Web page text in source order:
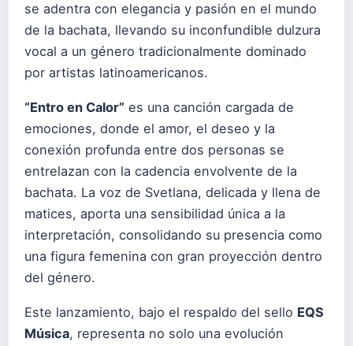
se adentra con elegancia y pasión en el mundo
de la bachata, llevando su inconfundible dulzura
vocal a un género tradicionalmente dominado
por artistas latinoamericanos.
“Entro en Calor” es una canción cargada de
emociones, donde el amor, el deseo y la
conexión profunda entre dos personas se
entrelazan con la cadencia envolvente de la
bachata. La voz de Svetlana, delicada y llena de
matices, aporta una sensibilidad única a la
interpretación, consolidando su presencia como
una figura femenina con gran proyección dentro
del género.
Este lanzamiento, bajo el respaldo del sello EQS
Música, representa no solo una evolución